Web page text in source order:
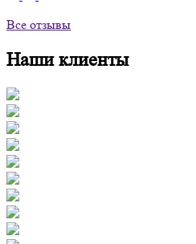
Все отзывы
Наши клиенты